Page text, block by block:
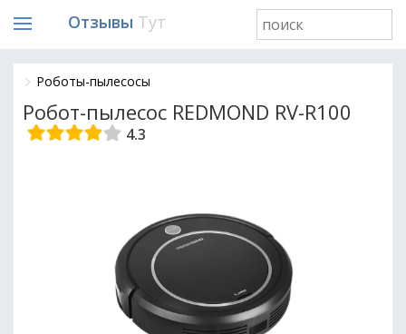
Отзывы Тут
Роботы-пылесосы
Робот-пылесос REDMOND RV-R100
4.3